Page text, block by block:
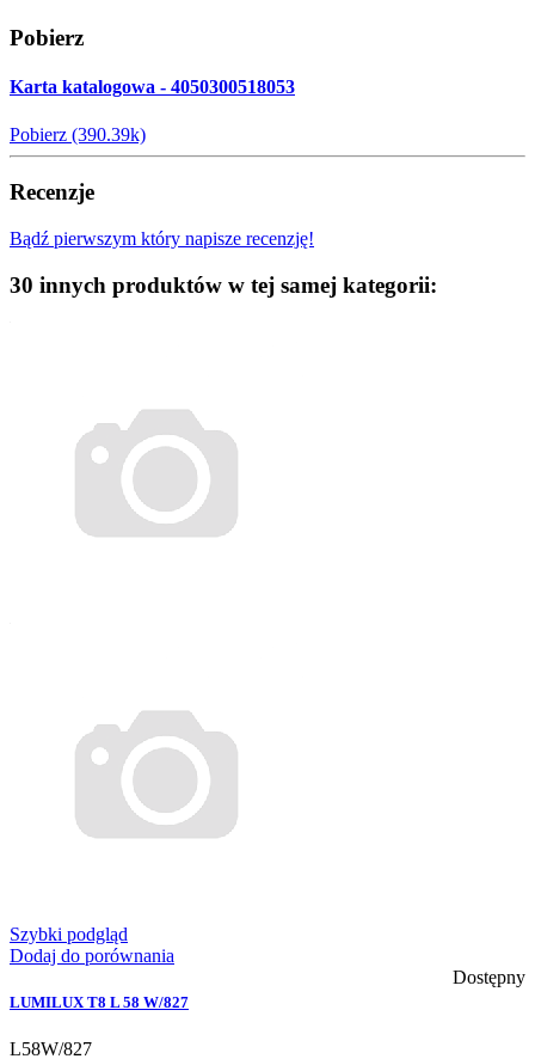
Pobierz
Karta katalogowa - 4050300518053
Pobierz (390.39k)
Recenzje
Bądź pierwszym który napisze recenzję!
30 innych produktów w tej samej kategorii:
Szybki podgląd
Dodaj do porównania
Dostępny
LUMILUX T8 L 58 W/827
L58W/827